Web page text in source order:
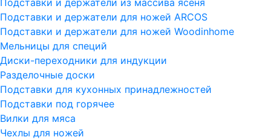
Подставки и держатели для ножей ARCOS
Подставки и держатели для ножей Woodinhome
Мельницы для специй
Диски-переходники для индукции
Разделочные доски
Подставки для кухонных принадлежностей
Подставки под горячее
Вилки для мяса
Чехлы для ножей